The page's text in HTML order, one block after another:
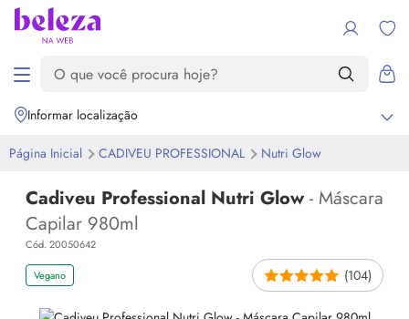
Informar localização
Página Inicial CADIVEU PROFESSIONAL Nutri Glow
Cadiveu Professional Nutri Glow - Máscara
Capilar 980ml
Cód. 20050642
Vegano (104)